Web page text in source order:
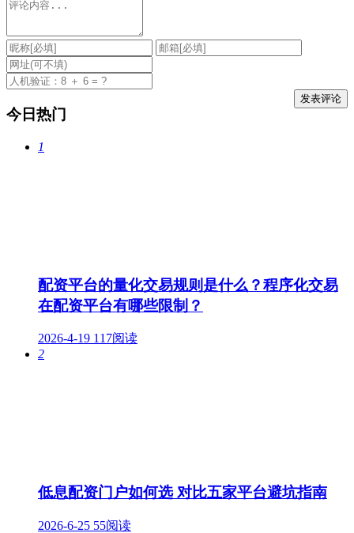
今日热门
1
配资平台的量化交易规则是什么？程序化交易
在配资平台有哪些限制？
2026-4-19 117阅读
2
低息配资门户如何选 对比五家平台避坑指南
2026-6-25 55阅读